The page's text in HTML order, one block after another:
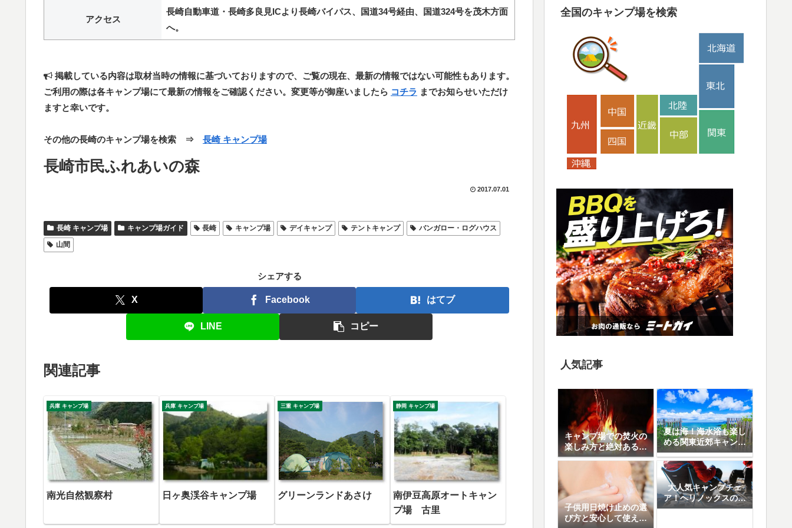
アクセス
長崎自動車道・長崎多良見ICより長崎バイパス、国道34号経由、国道324号を茂木方面
へ。
掲載している内容は取材当時の情報に基づいておりますので、ご覧の現在、最新の情報ではない可能性もあります。
ご利用の際は各キャンプ場にて最新の情報をご確認ください。変更等が御座いましたら コチラ までお知らせいただけ
ますと幸いです。
その他の長崎のキャンプ場を検索 ⇒ 長崎 キャンプ場
長崎市民ふれあいの森
2017.07.01
長崎 キャンプ場 キャンプ場ガイド 長崎 キャンプ場 デイキャンプ テントキャンプ
バンガロー・ログハウス
山間
シェアする
X Facebook はてブ
LINE コピー
関連記事
兵庫 キャンプ場
南光自然観察村
兵庫 キャンプ場
日ヶ奥渓谷キャンプ場
三重 キャンプ場
グリーンランドあさけ
静岡 キャンプ場
南伊豆高原オートキャン
プ場 古里
全国のキャンプ場を検索
人気記事
キャンプ場での焚火の
楽しみ方と絶対あると
便利なアイテム8選
夏は海！海水浴も楽し
める関東近郊キャンプ
場10選
子供用日焼け止めの選
び方と安心して使える
大人気キャンプチェ
ア！ヘリノックスの魅
力と人気の5モデル徹